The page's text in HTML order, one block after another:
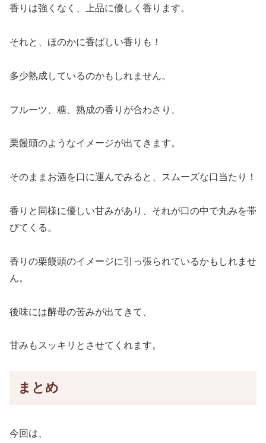
香りは強くなく、上品に優しく香ります。
それと、ほのかに香ばしい香りも！
多少熟成しているのかもしれません。
フルーツ、糖、熟成の香りが合わさり、
栗饅頭のようなイメージが出てきます。
そのままお酒を口に運んでみると、スムーズな口当たり！
香りと同様に優しい甘みがあり、それが口の中で丸みを帯
びてくる。
香りの栗饅頭のイメージに引っ張られているかもしれませ
ん。
後味には酵母の苦みが出てきて、
甘みもスッキリとさせてくれます。
まとめ
今回は、